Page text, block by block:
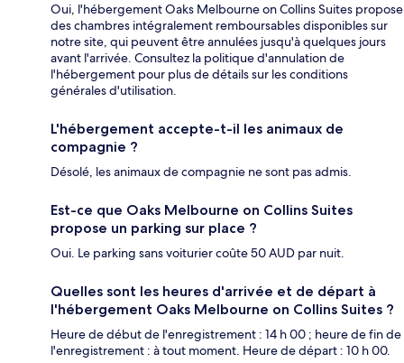
Oui, l'hébergement Oaks Melbourne on Collins Suites propose
des chambres intégralement remboursables disponibles sur
notre site, qui peuvent être annulées jusqu'à quelques jours
avant l'arrivée. Consultez la politique d'annulation de
l'hébergement pour plus de détails sur les conditions
générales d'utilisation.
L'hébergement accepte-t-il les animaux de
compagnie ?
Désolé, les animaux de compagnie ne sont pas admis.
Est-ce que Oaks Melbourne on Collins Suites
propose un parking sur place ?
Oui. Le parking sans voiturier coûte 50 AUD par nuit.
Quelles sont les heures d'arrivée et de départ à
l'hébergement Oaks Melbourne on Collins Suites ?
Heure de début de l'enregistrement : 14 h 00 ; heure de fin de
l'enregistrement : à tout moment. Heure de départ : 10 h 00.